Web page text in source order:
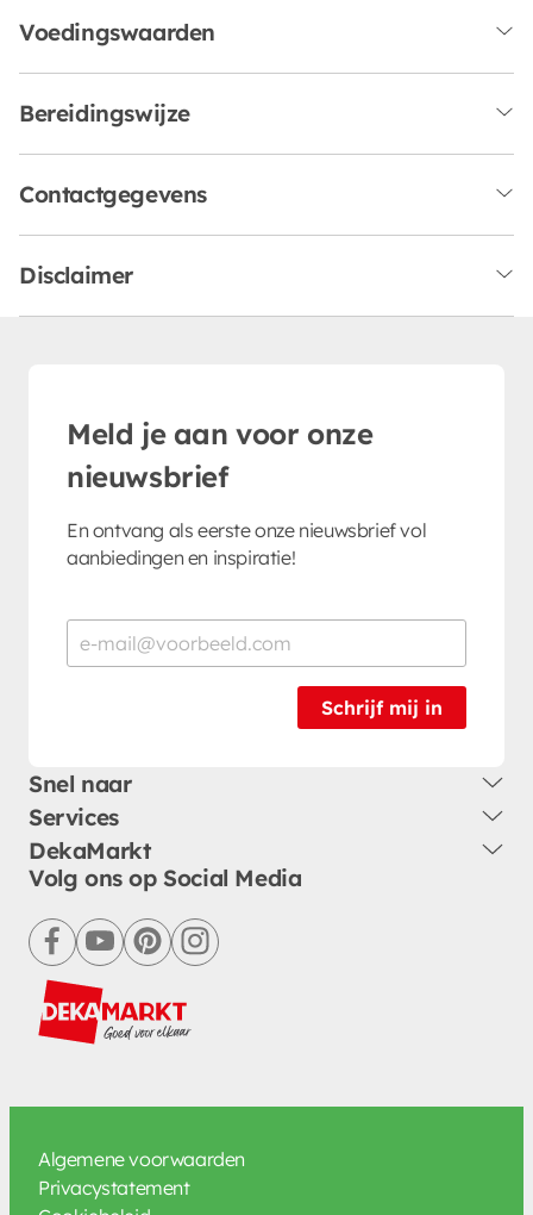
Voedingswaarden
Bereidingswijze
Contactgegevens
Disclaimer
Meld je aan voor onze
nieuwsbrief
En ontvang als eerste onze nieuwsbrief vol
aanbiedingen en inspiratie!
Schrijf mij in
Snel naar
Services
DekaMarkt
Volg ons op Social Media
facebookyoutubepinterestinstagram
Algemene voorwaarden
Privacystatement